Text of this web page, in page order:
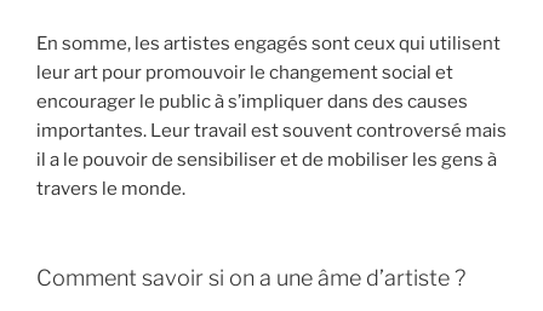
En somme, les artistes engagés sont ceux qui utilisent
leur art pour promouvoir le changement social et
encourager le public à s’impliquer dans des causes
importantes. Leur travail est souvent controversé mais
il a le pouvoir de sensibiliser et de mobiliser les gens à
travers le monde.
Comment savoir si on a une âme d’artiste ?